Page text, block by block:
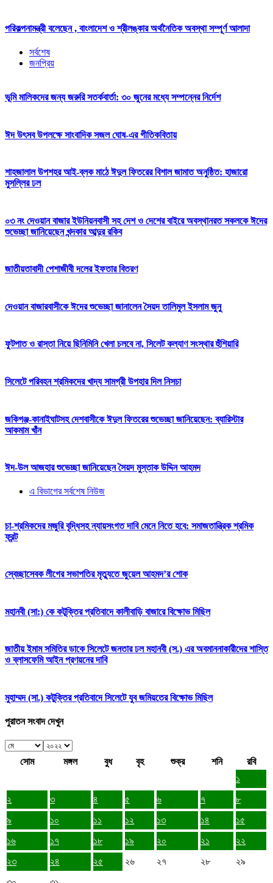
পরিকল্পনামন্ত্রী বলেছেন , বাংলাদেশ ও শ্রীলঙ্কার অর্থনৈতিক অবস্থা সম্পূর্ণ আলাদা
সর্বশেষ
জনপ্রিয়
ভূমি মালিকদের জন্য জরুরি সতর্কবার্তা: ৩০ জুনের মধ্যে সম্পন্নের নির্দেশ
ঈদ উৎসব উপলক্ষে সাংবাদিক সজল ঘোষ-এর গীতিকবিতায়
শাহজালাল উপশহর আই-ব্লক মাঠে ঈদুল ফিতরের বিশাল জামাত অনুষ্ঠিত: হাজারো
মুসল্লির ঢল
০৩ নং দেওয়ান বাজার ইউনিয়নবাসী সহ দেশ ও দেশের বাইরে অবস্থানরত সকলকে ঈদের
শুভেচ্ছা জানিয়েছেন খন্দকার আব্দুর রকিব
জাতীয়তাবাদী পেশাজীবী দলের ইফতার বিতরণ
দেওয়ান বাজারবাসীকে ঈদের শুভেচ্ছা জানালেন সৈয়দ তালিমুল ইসলাম জুনু
ফুটপাত ও রাস্তা নিয়ে ছিনিমিনি খেলা চলবে না, সিলেট কল্যাণ সংস্থার হুঁশিয়ারি
সিলেটে পরিবহন শ্রমিকদের খাদ্য সামগ্রী উপহার দিল নিসচা
জকিগঞ্জ-কানাইঘাটসহ দেশবাসীকে ঈদুল ফিতরের শুভেচ্ছা জানিয়েছেন: ব্যারিস্টার
আকমাম খাঁন
ঈদ-উল আজহার শুভেচ্ছা জানিয়েছেন সৈয়দ মুস্তাক উদ্দিন আহমদ
এ বিভাগের সর্বশেষ নিউজ
চা-শ্রমিকদের মজুরি বৃদ্ধিসহ ন্যায়সংগত দাবি মেনে নিতে হবে: সমাজতান্ত্রিক শ্রমিক
ফ্রন্ট
স্বেচ্ছাসেবক লীগের সভাপতির মৃত্যুতে জুয়েল আহমদ’র শোক
মহানবী (সা:) কে কটূক্তির প্রতিবাদে কালীবাড়ি বাজারে বিক্ষোভ মিছিল
জাতীয় ইমাম সমিতির ডাকে সিলেটে জনতার ঢল মহানবী (স.) এর অবমাননাকারীদের শাস্তি
ও ব্লাসফেমি আইন প্রণয়নের দাবি
মুহাম্মদ (সা.) কটুক্তির প্রতিবাদে সিলেটে যুব জমিয়তের বিক্ষোভ মিছিল
পুরাতন সংবাদ দেখুন
সোম মঙ্গল বুধ বৃহ শুক্র শনি
রবি
১
২
৩ ৪ ৫ ৬ ৭
৮
৯
১০ ১১ ১২ ১৩ ১৪
১৫
১৬
১৭ ১৮ ১৯ ২০ ২১
২২
২৩
২৪ ২৫ ২৬ ২৭ ২৮
২৯